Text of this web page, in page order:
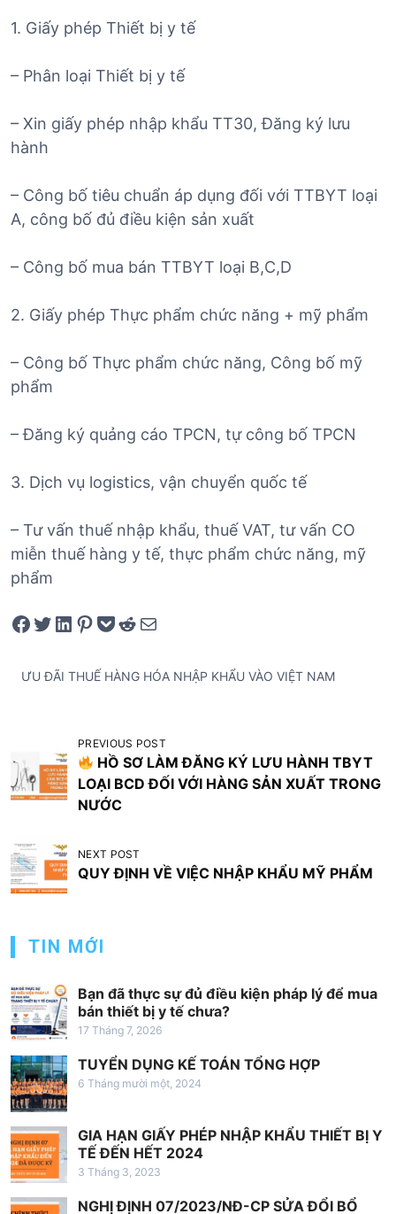
1. Giấy phép Thiết bị y tế
– Phân loại Thiết bị y tế
– Xin giấy phép nhập khẩu TT30, Đăng ký lưu
hành
– Công bố tiêu chuẩn áp dụng đối với TTBYT loại
A, công bố đủ điều kiện sản xuất
– Công bố mua bán TTBYT loại B,C,D
2. Giấy phép Thực phẩm chức năng + mỹ phẩm
– Công bố Thực phẩm chức năng, Công bố mỹ
phẩm
– Đăng ký quảng cáo TPCN, tự công bố TPCN
3. Dịch vụ logistics, vận chuyển quốc tế
– Tư vấn thuế nhập khẩu, thuế VAT, tư vấn CO
miễn thuế hàng y tế, thực phẩm chức năng, mỹ
phẩm
Share on Facebook Tweet on Twitter Share on LinkedIn Pin on Pinterest Save to pocket Share on Reddit Share via Email
ƯU ĐÃI THUẾ HÀNG HÓA NHẬP KHẨU VÀO VIỆT NAM
ề
h
ư
n
g
b
à
i
v
i
ế
t
PREVIOUS POST
HỒ SƠ LÀM ĐĂNG KÝ LƯU HÀNH TBYT
LOẠI BCD ĐỐI VỚI HÀNG SẢN XUẤT TRONG
NƯỚC
NEXT POST
QUY ĐỊNH VỀ VIỆC NHẬP KHẨU MỸ PHẨM
TIN MỚI
Bạn đã thực sự đủ điều kiện pháp lý để mua
bán thiết bị y tế chưa?
17 Tháng 7, 2026
TUYỂN DỤNG KẾ TOÁN TỔNG HỢP
6 Tháng mười một, 2024
GIA HẠN GIẤY PHÉP NHẬP KHẨU THIẾT BỊ Y
TẾ ĐẾN HẾT 2024
3 Tháng 3, 2023
NGHỊ ĐỊNH 07/2023/NĐ-CP SỬA ĐỔI BỔ